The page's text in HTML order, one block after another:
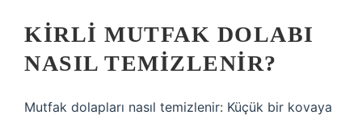
KIRLI MUTFAK DOLABI
NASIL TEMIZLENIR?
Mutfak dolapları nasıl temizlenir: Küçük bir kovaya